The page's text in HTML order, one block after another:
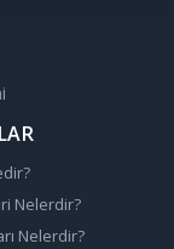
Nelerdir?
Nelerdir?